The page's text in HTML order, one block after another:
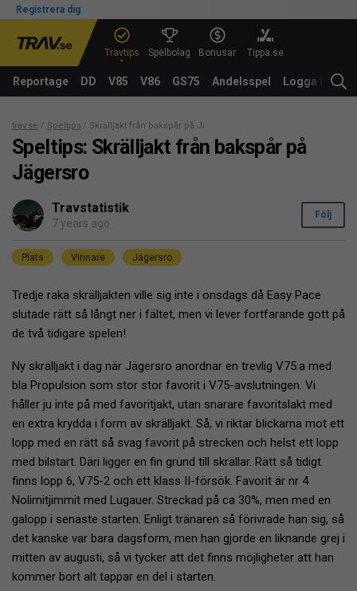
Registrera dig
Travtips Spelbolag Bonusar Tippa.se
Reportage DD V85 V86 GS75 Andelsspel Logga in
trav.se Speltips Skrälljakt från bakspår på Jägersro
Speltips: Skrälljakt från bakspår på
Jägersro
Travstatistik
7 years ago
Följ
Plats Vinnare Jägersro
Tredje raka skrälljakten ville sig inte i onsdags då Easy Pace
slutade rätt så långt ner i fältet, men vi lever fortfarande gott på
de två tidigare spelen!
Ny skrälljakt i dag när Jägersro anordnar en trevlig V75:a med
bla Propulsion som stor stor favorit i V75-avslutningen. Vi
håller ju inte på med favoritjakt, utan snarare favoritslakt med
en extra krydda i form av skrälljakt. Så, vi riktar blickarna mot ett
lopp med en rätt så svag favorit på strecken och helst ett lopp
med bilstart. Däri ligger en fin grund till skrällar. Rätt så tidigt
finns lopp 6, V75-2 och ett klass II-försök. Favorit är nr 4
Nolimitjimmit med Lugauer. Streckad på ca 30%, men med en
galopp i senaste starten. Enligt tränaren så förivrade han sig, så
det kanske var bara dagsform, men han gjorde en liknande grej i
mitten av augusti, så vi tycker att det finns möjligheter att han
kommer bort alt tappar en del i starten.